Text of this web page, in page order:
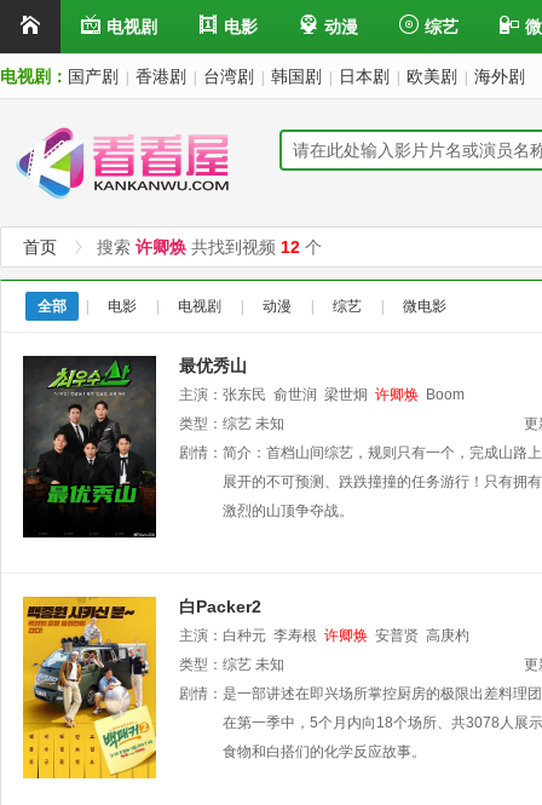
电视剧 电影 动漫 综艺
电视剧： 国产剧 香港剧 台湾剧 韩国剧 日本剧 欧美剧 海外剧
首页 搜索 许卿焕 共找到视频 12 个
全部 电影 电视剧 动漫 综艺 微电影
最优秀山
主演： 张东民 俞世润 梁世炯 许卿焕 Boom
类型： 综艺 未知
更
剧情： 简介：首档山间综艺，规则只有一个，完成山路
展开的不可预测、跌跌撞撞的任务游行！只有拥
激烈的山顶争夺战。
白Packer2
主演： 白种元 李寿根 许卿焕 安普贤 高庚杓
类型： 综艺 未知
更
剧情： 是一部讲述在即兴场所掌控厨房的极限出差料理
在第一季中，5个月内向18个场所、共3078人展
食物和白搭们的化学反应故事。